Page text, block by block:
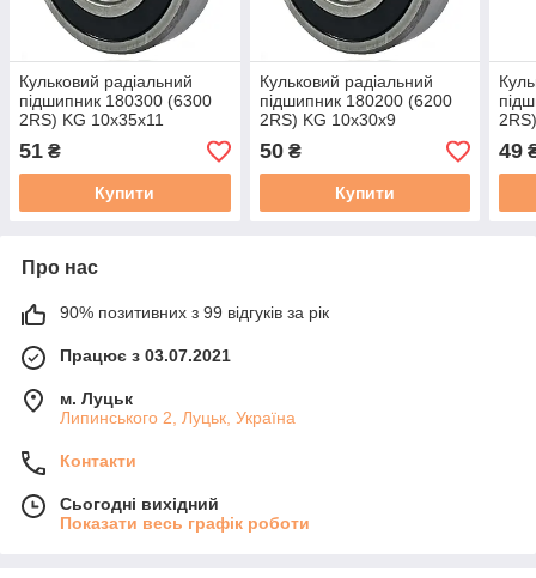
Кульковий радіальний
підшипник 180300 (6300
2RS) KG 10x35x11
51 ₴
Купити
Кульковий радіальний
підшипник 180200 (6200
2RS) KG 10x30x9
50₴
Купити
49
Про нас
90% позитивних з 99 відгуків за рік
Працює з 03.07.2021
м. Луцьк
Липинського 2, Луцьк, Україна
Контакти
Сьогодні вихідний
Показати весь графік роботи